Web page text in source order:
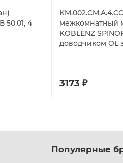
50.01, 4
межкомнатный
KOBLENZ
доводчиком OL
3173 ₽
Популярные